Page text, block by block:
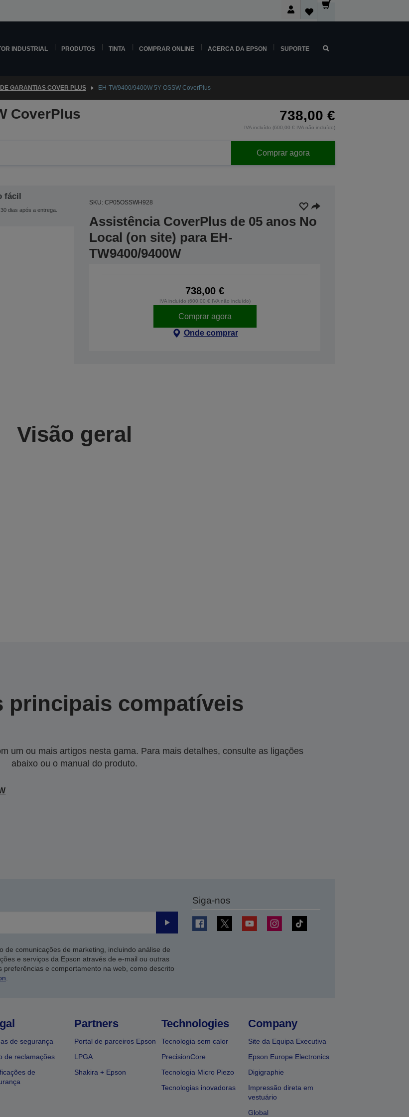
INDUSTRIAL PRODUTOS TINTA COMPRAR ONLINE ACERCA DA EPSON SUPORTE
GARANTIAS COVER PLUS EH-TW9400/9400W 5Y OSSW CoverPlus
CoverPlus 738,00 €
IVA incluído (600,00 € IVA não incluído)
Comprar agora
fácil
dias após a entrega.
SKU: CP05OSSWH928
Assistência CoverPlus de 05 anos No
Local (on site) para EH-
TW9400/9400W
738,00 €
IVA incluído (600,00 € IVA não incluído)
Comprar agora
Onde comprar
Visão geral
principais compatíveis
um ou mais artigos nesta gama. Para mais detalhes, consulte as ligações
abaixo ou o manual do produto.
Enviar
comunicações de marketing, incluindo análise de
e serviços da Epson através de e-mail ou outras
e comportamento na web, como descrito
Siga-nos
de segurança
de reclamações
de
Partners
Portal de parceiros Epson
LPGA
Shakira + Epson
Technologies
Tecnologia sem calor
PrecisionCore
Tecnologia Micro Piezo
Tecnologias inovadoras
Company
Site da Equipa Executiva
Epson Europe Electronics
Digigraphie
Impressão direta em
vestuário
Global